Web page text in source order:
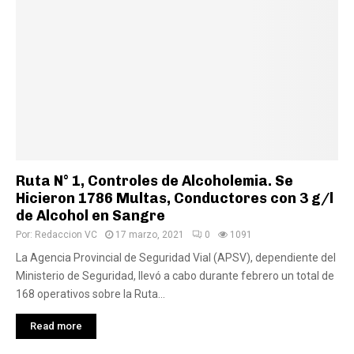
Ruta N° 1, Controles de Alcoholemia. Se
Hicieron 1786 Multas, Conductores con 3 g/l
de Alcohol en Sangre
Por: Redaccion VC 17 marzo, 2021 0 1091
La Agencia Provincial de Seguridad Vial (APSV), dependiente del
Ministerio de Seguridad, llevó a cabo durante febrero un total de
168 operativos sobre la Ruta...
Read more